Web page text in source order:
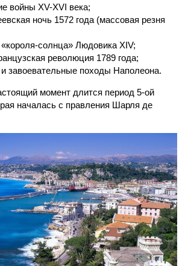
войны XV-XVI века;
ночь 1572 года (массовая резня
солнца» Людовика XIV;
революция 1789 года;
завоевательные походы Наполеона.
момент длится период 5-ой
началась с правления Шарля де